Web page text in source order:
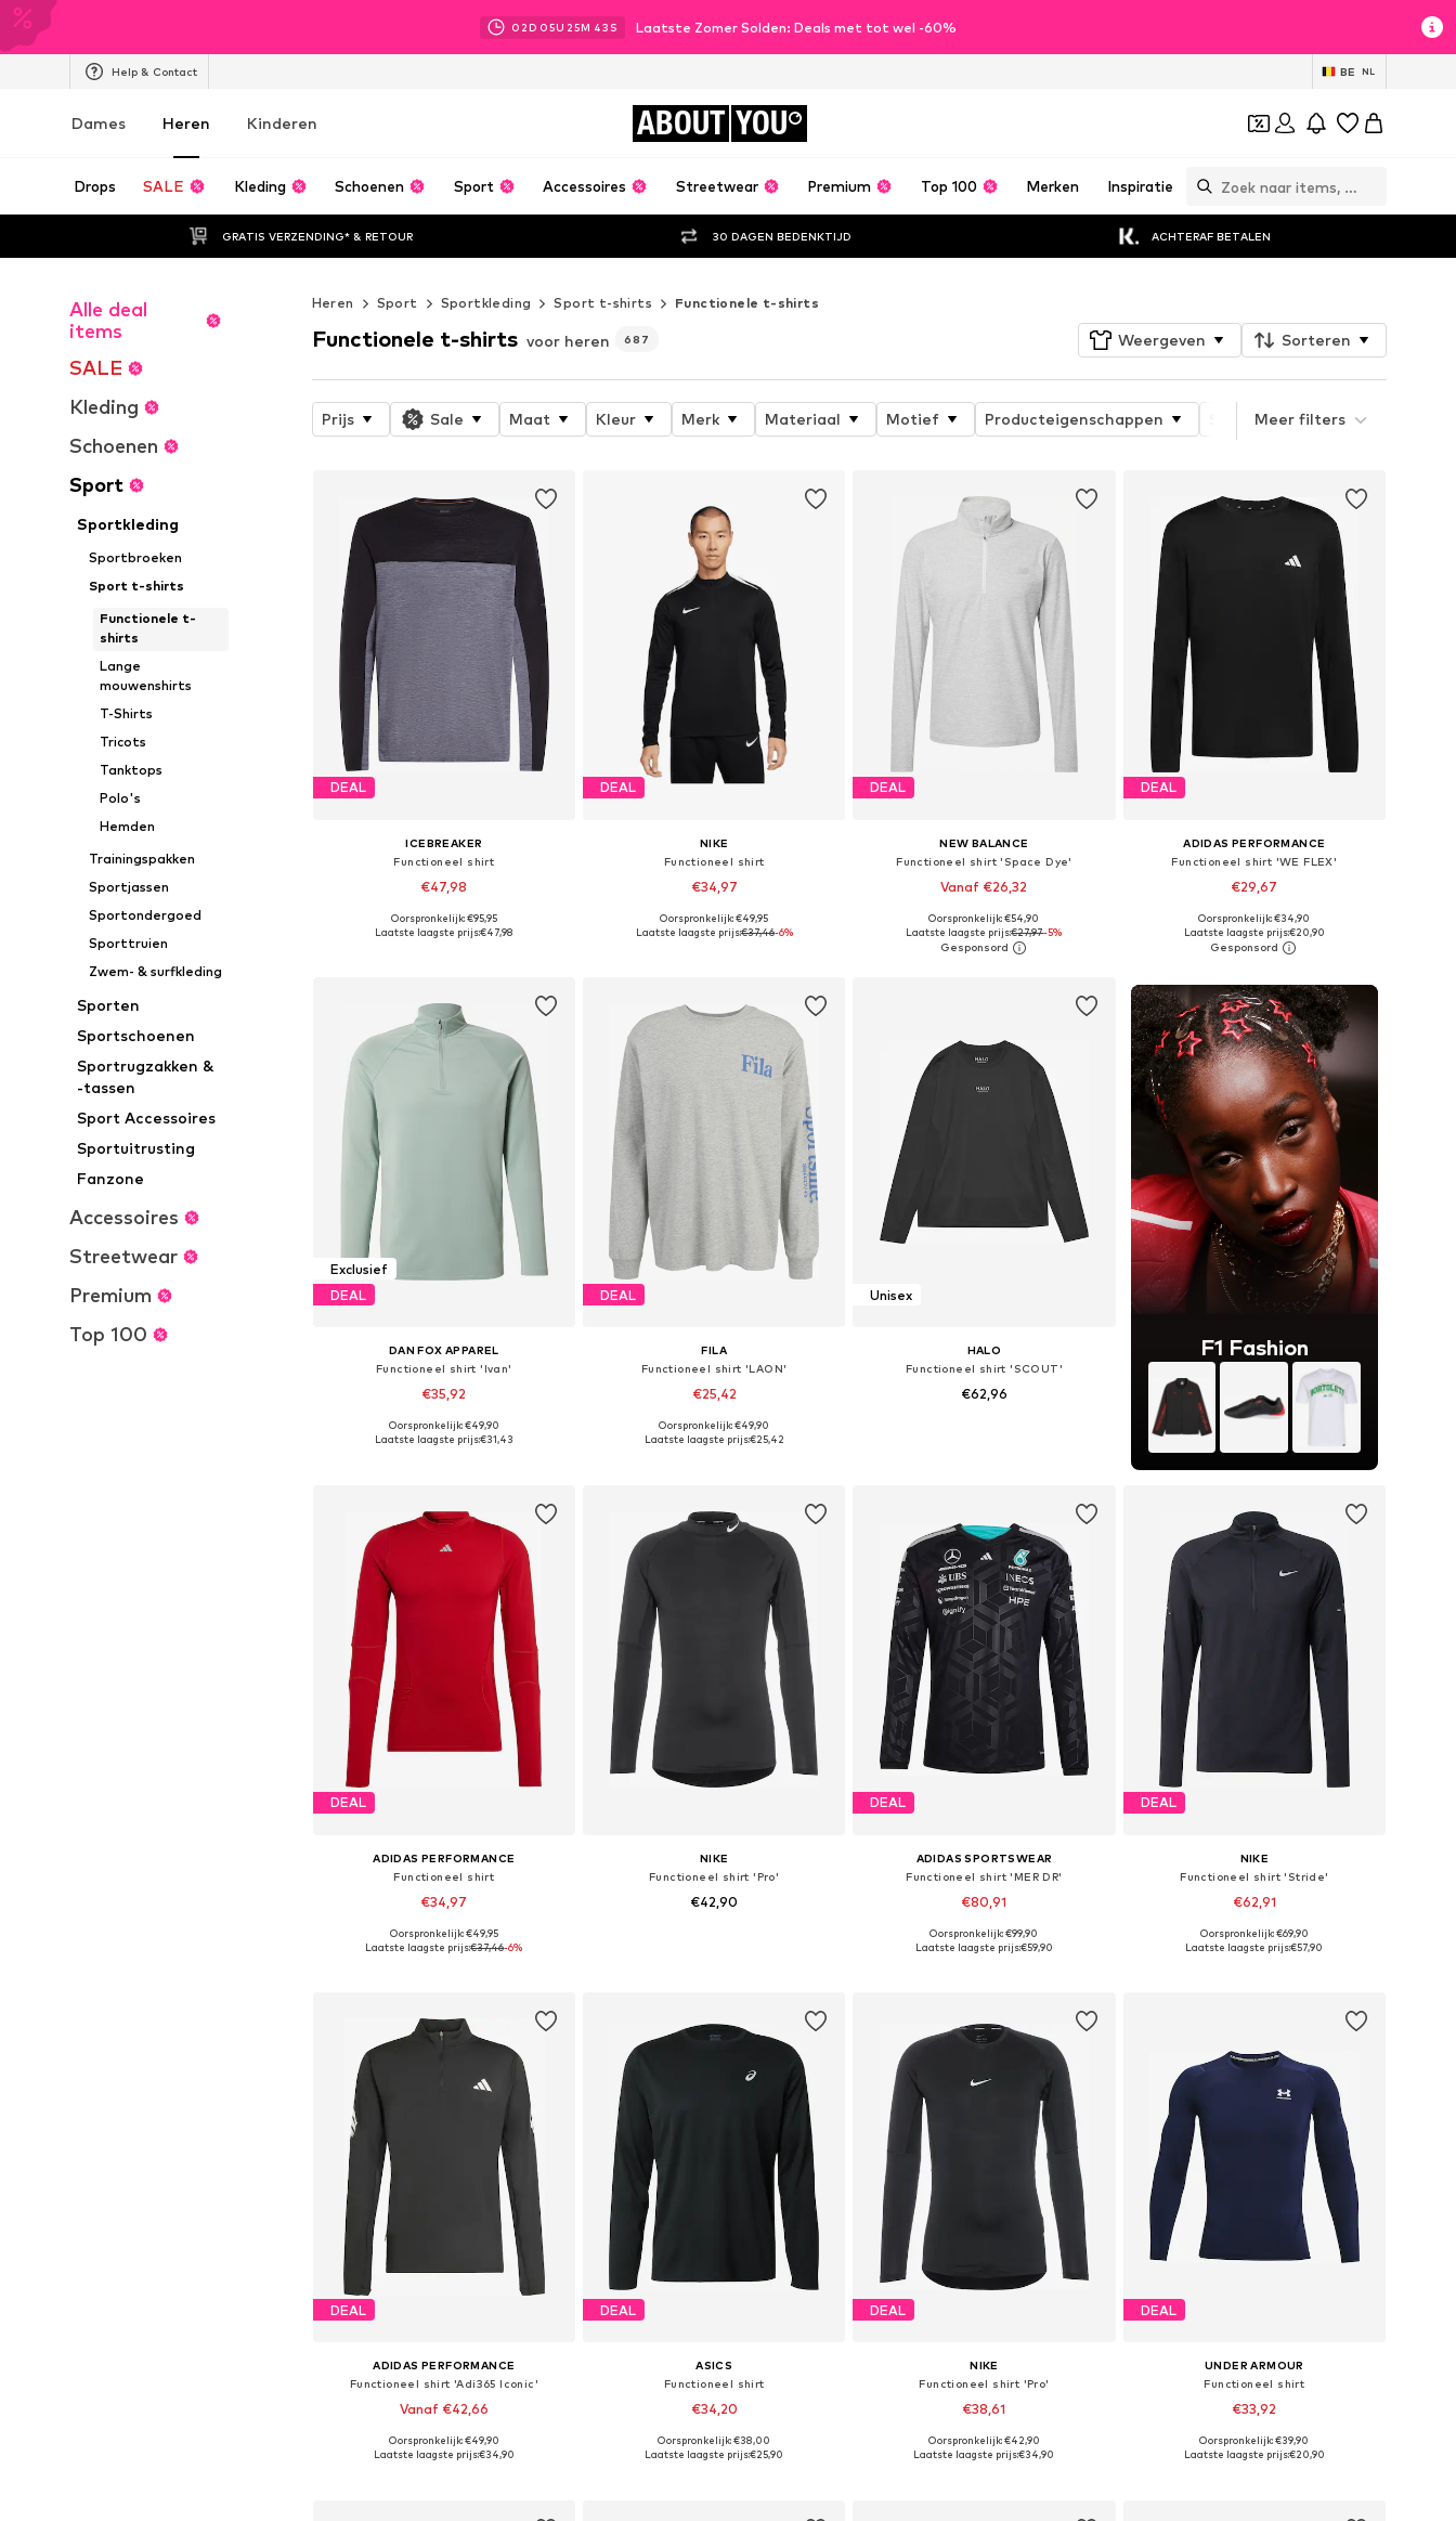
02D 05U 25M 41 S Laatste Zomer Solden: Deals met tot wel -60%
Help & Contact BE NL
Dames Heren Kinderen ABOUT YOU
Drops SALE Kleding Schoenen Sport Accessoires Streetwear Premium Top 100 Merken Inspiratie
GRATIS VERZENDING* & RETOUR 30 DAGEN BEDENKTIJD ACHTERAF BETALEN
Alle deal
items
SALE
Kleding
Schoenen
Sport
Sportkleding
Sportbroeken
Sport t-shirts
Functionele t-
shirts
Lange
mouwenshirts
T-Shirts
Tricots
Tanktops
Polo's
Hemden
Trainingspakken
Sportjassen
Sportondergoed
Sporttruien
Zwem- & surfkleding
Sporten
Sportschoenen
Sportrugzakken &
-tassen
Sport Accessoires
Sportuitrusting
Fanzone
Accessoires
Streetwear
Premium
Top 100
Heren Sport Sportkleding Sport t-shirts Functionele t-shirts
Functionele t-shirts voor heren 687 Weergeven Sorteren
Prijs Sale Maat Kleur Merk Materiaal Motief Producteigenschappen Sportsoort Eigenschap
Meer filters
DEAL
ICEBREAKER
Functioneel shirt
€47,98
Beschikbare maten: M, L
Oorspronkelijk: €95,95
Laatste laagste prijs:€47,98
DEAL
NIKE
Functioneel shirt
€34,97
Beschikbaar in vele maten
Oorspronkelijk: €49,95
Laatste laagste prijs:€37,46-6%
DEAL
NEW BALANCE
Functioneel shirt 'Space Dye'
Vanaf €26,32
Beschikbare maten: XS, S, M, L, XL
In winkelmandje
Oorspronkelijk: €54,90
Laatste laagste prijs:€27,97-5%
DEAL
ADIDAS PERFORMANCE
Functioneel shirt 'WE FLEX'
€29,67
Beschikbare maten: XS, S, M, L, XL
In winkelmandje
Oorspronkelijk: €34,90
Laatste laagste prijs:€20,90
Exclusief
DEAL
DAN FOX APPAREL
Functioneel shirt 'Ivan'
€35,92
Beschikbare maten: S, M, L, XL, XXL
Oorspronkelijk: €49,90
Laatste laagste prijs:€31,43
DEAL
FILA
Functioneel shirt 'LAON'
€25,42
Beschikbare maten: S, M, L
Oorspronkelijk: €49,90
Laatste laagste prijs:€25,42
Unisex
HALO
Functioneel shirt 'SCOUT'
€62,96
F1 Fashion
DEAL
ADIDAS PERFORMANCE
Functioneel shirt
€34,97
Beschikbaar in vele maten
Oorspronkelijk: €49,95
Laatste laagste prijs:€37,46-6%
NIKE
Functioneel shirt 'Pro'
€42,90
DEAL
ADIDAS SPORTSWEAR
Functioneel shirt 'MER DR'
€80,91
Beschikbare maten: S, M, L, XL, XXL
Oorspronkelijk: €99,90
Laatste laagste prijs:€59,90
DEAL
NIKE
Functioneel shirt 'Stride'
€62,91
Beschikbare maten: S, M, L, XL, XXL
Oorspronkelijk: €69,90
Laatste laagste prijs:€57,90
DEAL
ADIDAS PERFORMANCE
Functioneel shirt 'Adi365 Iconic'
Vanaf €42,66
Beschikbaar in vele maten
Oorspronkelijk: €49,90
Laatste laagste prijs:€34,90
DEAL
ASICS
Functioneel shirt
€34,20
Beschikbare maten: S, M, L, XL, XXL
Oorspronkelijk: €38,00
Laatste laagste prijs:€25,90
DEAL
NIKE
Functioneel shirt 'Pro'
€38,61
Beschikbare maten: S, M, L, XL, XXL
Oorspronkelijk: €42,90
Laatste laagste prijs:€34,90
DEAL
UNDER ARMOUR
Functioneel shirt
€33,92
Oorspronkelijk: €39,90
Laatste laagste prijs:€20,90